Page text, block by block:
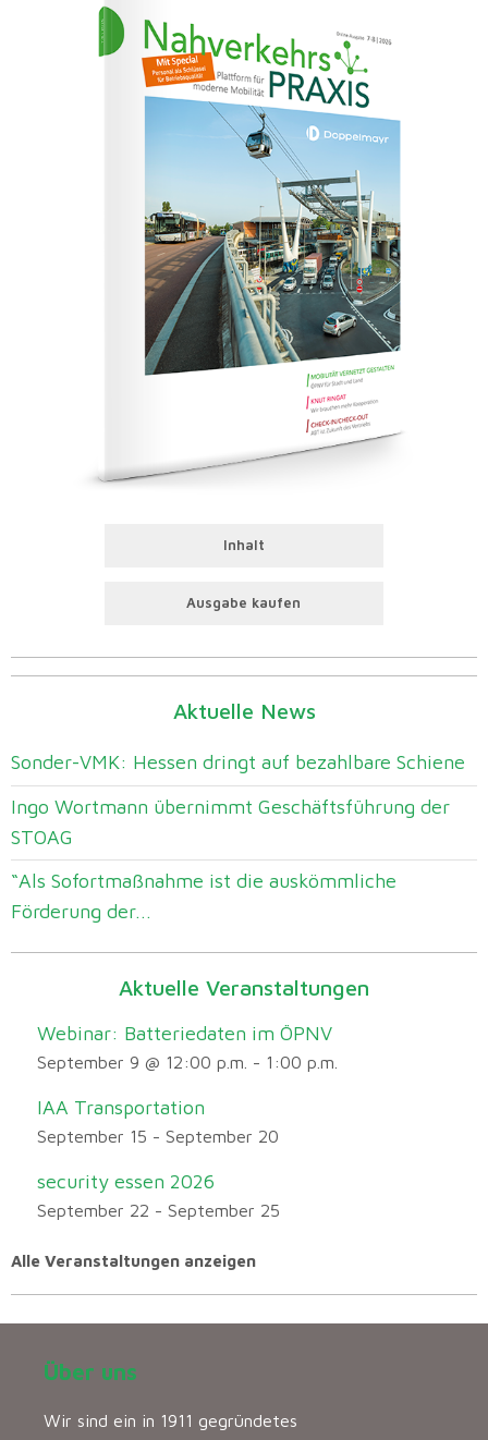
Inhalt
Ausgabe kaufen
Aktuelle News
Sonder-VMK: Hessen dringt auf bezahlbare Schiene
Ingo Wortmann übernimmt Geschäftsführung der
STOAG
“Als Sofortmaßnahme ist die auskömmliche
Förderung der...
Aktuelle Veranstaltungen
Webinar: Batteriedaten im ÖPNV
September 9 @ 12:00 p.m. - 1:00 p.m.
IAA Transportation
September 15 - September 20
security essen 2026
September 22 - September 25
Alle Veranstaltungen anzeigen
Über uns
Wir sind ein in 1911 gegründetes